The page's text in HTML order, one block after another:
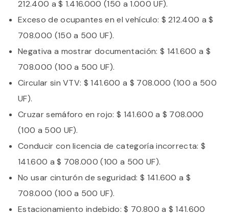
212.400 a $ 1.416.000 (150 a 1.000 UF).
Exceso de ocupantes en el vehículo: $ 212.400 a $
708.000 (150 a 500 UF).
Negativa a mostrar documentación: $ 141.600 a $
708.000 (100 a 500 UF).
Circular sin VTV: $ 141.600 a $ 708.000 (100 a 500
UF).
Cruzar semáforo en rojo: $ 141.600 a $ 708.000
(100 a 500 UF).
Conducir con licencia de categoría incorrecta: $
141.600 a $ 708.000 (100 a 500 UF).
No usar cinturón de seguridad: $ 141.600 a $
708.000 (100 a 500 UF).
Estacionamiento indebido: $ 70.800 a $ 141.600